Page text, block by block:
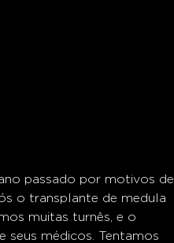
passado por motivos de
o transplante de medula
muitas turnês, e o
seus médicos. Tentamos